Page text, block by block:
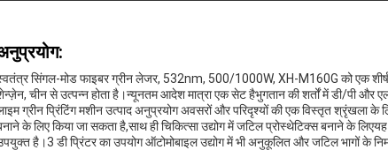
सिंगल-मोड फाइबर ग्रीन लेजर, 532nm, 500/1000W, XH-M160G को एक
चीन से उत्पन्न होता है।न्यूनतम आदेश मात्रा एक सेट हैभुगतान की शर्तों में डी/पी और
ग्रीन प्रिंटिंग मशीन उत्पाद अनुप्रयोग अवसरों और परिदृश्यों की एक विस्तृत श्रृंखला
के लिए किया जा सकता है,साथ ही चिकित्सा उद्योग में जटिल प्रोस्थेटिक्स बनाने के
है।3 डी प्रिंटर का उपयोग ऑटोमोबाइल उद्योग में भी अनुकूलित और जटिल भागों के